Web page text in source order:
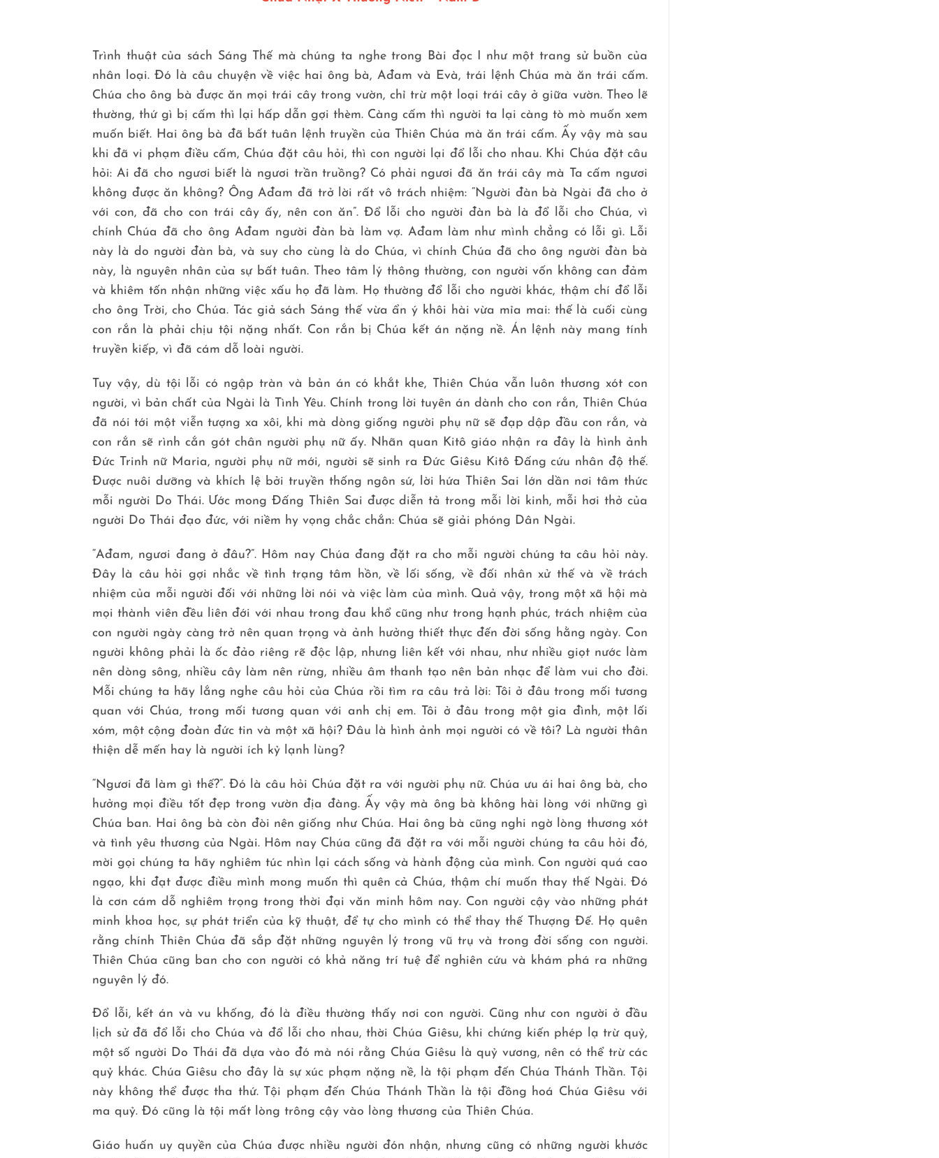
Trình thuật của sách Sáng Thế mà chúng ta nghe trong Bài đọc I như một trang sử buồn của
nhân loại. Đó là câu chuyện về việc hai ông bà, Ađam và Evà, trái lệnh Chúa mà ăn trái cấm.
Chúa cho ông bà được ăn mọi trái cây trong vườn, chỉ trừ một loại trái cây ở giữa vườn. Theo lẽ
thường, thứ gì bị cấm thì lại hấp dẫn gợi thèm. Càng cấm thì người ta lại càng tò mò muốn xem
muốn biết. Hai ông bà đã bất tuân lệnh truyền của Thiên Chúa mà ăn trái cấm. Ấy vậy mà sau
khi đã vi phạm điều cấm, Chúa đặt câu hỏi, thì con người lại đổ lỗi cho nhau. Khi Chúa đặt câu
hỏi: Ai đã cho ngươi biết là ngươi trần truồng? Có phải ngươi đã ăn trái cây mà Ta cấm ngươi
không được ăn không? Ông Ađam đã trở lời rất vô trách nhiệm: “Người đàn bà Ngài đã cho ở
với con, đã cho con trái cây ấy, nên con ăn”. Đổ lỗi cho người đàn bà là đổ lỗi cho Chúa, vì
chính Chúa đã cho ông Ađam người đàn bà làm vợ. Ađam làm như mình chẳng có lỗi gì. Lỗi
này là do người đàn bà, và suy cho cùng là do Chúa, vì chính Chúa đã cho ông người đàn bà
này, là nguyên nhân của sự bất tuân. Theo tâm lý thông thường, con người vốn không can đảm
và khiêm tốn nhận những việc xấu họ đã làm. Họ thường đổ lỗi cho người khác, thậm chí đổ lỗi
cho ông Trời, cho Chúa. Tác giả sách Sáng thế vừa ẩn ý khôi hài vừa mỉa mai: thế là cuối cùng
con rắn là phải chịu tội nặng nhất. Con rắn bị Chúa kết án nặng nề. Án lệnh này mang tính
truyền kiếp, vì đã cám dỗ loài người.
Tuy vậy, dù tội lỗi có ngập tràn và bản án có khắt khe, Thiên Chúa vẫn luôn thương xót con
người, vì bản chất của Ngài là Tình Yêu. Chính trong lời tuyên án dành cho con rắn, Thiên Chúa
đã nói tới một viễn tượng xa xôi, khi mà dòng giống người phụ nữ sẽ đạp dập đầu con rắn, và
con rắn sẽ rình cắn gót chân người phụ nữ ấy. Nhãn quan Kitô giáo nhận ra đây là hình ảnh
Đức Trinh nữ Maria, người phụ nữ mới, người sẽ sinh ra Đức Giêsu Kitô Đấng cứu nhân độ thế.
Được nuôi dưỡng và khích lệ bởi truyền thống ngôn sứ, lời hứa Thiên Sai lớn dần nơi tâm thức
mỗi người Do Thái. Ước mong Đấng Thiên Sai được diễn tả trong mỗi lời kinh, mỗi hơi thở của
người Do Thái đạo đức, với niềm hy vọng chắc chắn: Chúa sẽ giải phóng Dân Ngài.
“Ađam, ngươi đang ở đâu?”. Hôm nay Chúa đang đặt ra cho mỗi người chúng ta câu hỏi này.
Đây là câu hỏi gợi nhắc về tình trạng tâm hồn, về lối sống, về đối nhân xử thế và về trách
nhiệm của mỗi người đối với những lời nói và việc làm của mình. Quả vậy, trong một xã hội mà
mọi thành viên đều liên đới với nhau trong đau khổ cũng như trong hạnh phúc, trách nhiệm của
con người ngày càng trở nên quan trọng và ảnh hưởng thiết thực đến đời sống hằng ngày. Con
người không phải là ốc đảo riêng rẽ độc lập, nhưng liên kết với nhau, như nhiều giọt nước làm
nên dòng sông, nhiều cây làm nên rừng, nhiều âm thanh tạo nên bản nhạc để làm vui cho đời.
Mỗi chúng ta hãy lắng nghe câu hỏi của Chúa rồi tìm ra câu trả lời: Tôi ở đâu trong mối tương
quan với Chúa, trong mối tương quan với anh chị em. Tôi ở đâu trong một gia đình, một lối
xóm, một cộng đoàn đức tin và một xã hội? Đâu là hình ảnh mọi người có về tôi? Là người thân
thiện dễ mến hay là người ích kỷ lạnh lùng?
“Ngươi đã làm gì thế?”. Đó là câu hỏi Chúa đặt ra với người phụ nữ. Chúa ưu ái hai ông bà, cho
hưởng mọi điều tốt đẹp trong vườn địa đàng. Ấy vậy mà ông bà không hài lòng với những gì
Chúa ban. Hai ông bà còn đòi nên giống như Chúa. Hai ông bà cũng nghi ngờ lòng thương xót
và tình yêu thương của Ngài. Hôm nay Chúa cũng đã đặt ra với mỗi người chúng ta câu hỏi đó,
mời gọi chúng ta hãy nghiêm túc nhìn lại cách sống và hành động của mình. Con người quá cao
ngạo, khi đạt được điều mình mong muốn thì quên cả Chúa, thậm chí muốn thay thế Ngài. Đó
là cơn cám dỗ nghiêm trọng trong thời đại văn minh hôm nay. Con người cậy vào những phát
minh khoa học, sự phát triển của kỹ thuật, để tự cho mình có thể thay thế Thượng Đế. Họ quên
rằng chính Thiên Chúa đã sắp đặt những nguyên lý trong vũ trụ và trong đời sống con người.
Thiên Chúa cũng ban cho con người có khả năng trí tuệ để nghiên cứu và khám phá ra những
nguyên lý đó.
Đổ lỗi, kết án và vu khống, đó là điều thường thấy nơi con người. Cũng như con người ở đầu
lịch sử đã đổ lỗi cho Chúa và đổ lỗi cho nhau, thời Chúa Giêsu, khi chứng kiến phép lạ trừ quỷ,
một số người Do Thái đã dựa vào đó mà nói rằng Chúa Giêsu là quỷ vương, nên có thể trừ các
quỷ khác. Chúa Giêsu cho đây là sự xúc phạm nặng nề, là tội phạm đến Chúa Thánh Thần. Tội
này không thể được tha thứ. Tội phạm đến Chúa Thánh Thần là tội đồng hoá Chúa Giêsu với
ma quỷ. Đó cũng là tội mất lòng trông cậy vào lòng thương của Thiên Chúa.
Giáo huấn uy quyền của Chúa được nhiều người đón nhận, nhưng cũng có những người khước